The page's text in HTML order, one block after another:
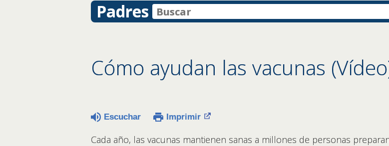
Padres
Cómo ayudan las vacunas
Escuchar Imprimir
Cada año, las vacunas mantienen sanas a millones de personas